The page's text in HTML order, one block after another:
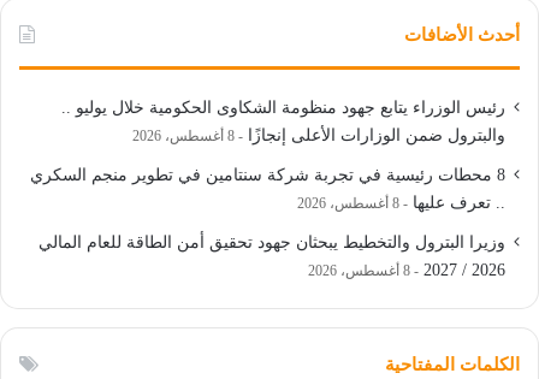
أحدث الأضافات
رئيس الوزراء يتابع جهود منظومة الشكاوى الحكومية خلال يوليو ..
والبترول ضمن الوزارات الأعلى إنجازًا
8 أغسطس، 2026
8 محطات رئيسية في تجربة شركة سنتامين في تطوير منجم السكري
.. تعرف عليها
8 أغسطس، 2026
وزيرا البترول والتخطيط يبحثان جهود تحقيق أمن الطاقة للعام المالي
2026 / 2027
8 أغسطس، 2026
الكلمات المفتاحية